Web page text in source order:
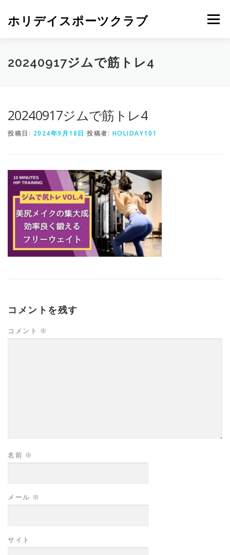
ホリデイスポーツクラブ メニュー
20240917ジムで筋トレ4
20240917ジムで筋トレ4
投稿日: 2024年9月18日 投稿者: HOLIDAY101
コメントを残す
コメント ※
名前 ※
メール ※
サイト